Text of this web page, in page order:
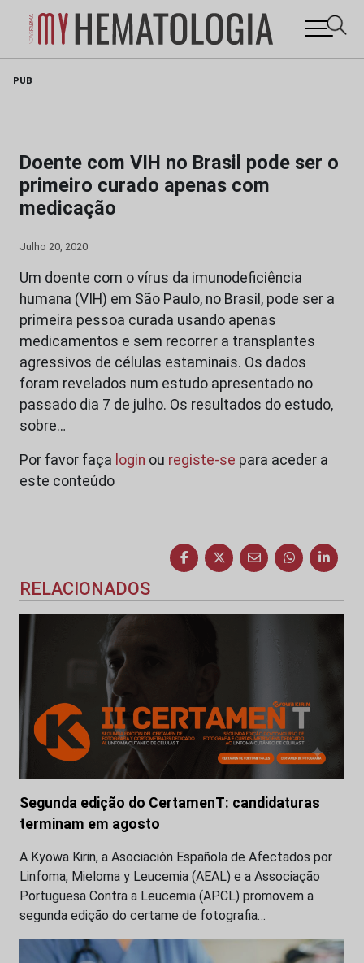
PUB
Doente com VIH no Brasil pode ser o
primeiro curado apenas com
medicação
Julho 20, 2020
Um doente com o vírus da imunodeficiência
humana (VIH) em São Paulo, no Brasil, pode ser a
primeira pessoa curada usando apenas
medicamentos e sem recorrer a transplantes
agressivos de células estaminais. Os dados
foram revelados num estudo apresentado no
passado dia 7 de julho. Os resultados do estudo,
sobre…
Por favor faça login ou registe-se para aceder a
este conteúdo
RELACIONADOS
Segunda edição do CertamenT: candidaturas
terminam em agosto
A Kyowa Kirin, a Asociación Española de Afectados por
Linfoma, Mieloma y Leucemia (AEAL) e a Associação
Portuguesa Contra a Leucemia (APCL) promovem a
segunda edição do certame de fotografia…